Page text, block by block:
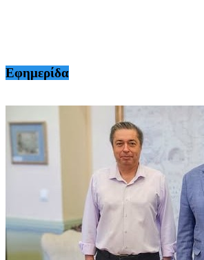
Εφημερίδα